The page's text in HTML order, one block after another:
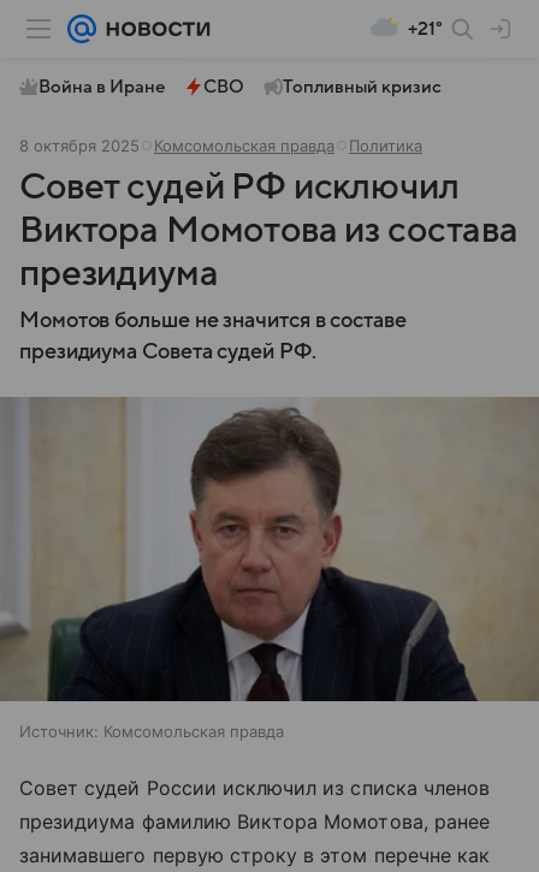
+21°
Война в Иране СВО Топливный кризис
8 октября 2025 Комсомольская правда Политика
Совет судей РФ исключил
Виктора Момотова из состава
президиума
Момотов больше не значится в составе
президиума Совета судей РФ.
Источник: Комсомольская правда
Совет судей России исключил из списка членов
президиума фамилию Виктора Момотова, ранее
занимавшего первую строку в этом перечне как